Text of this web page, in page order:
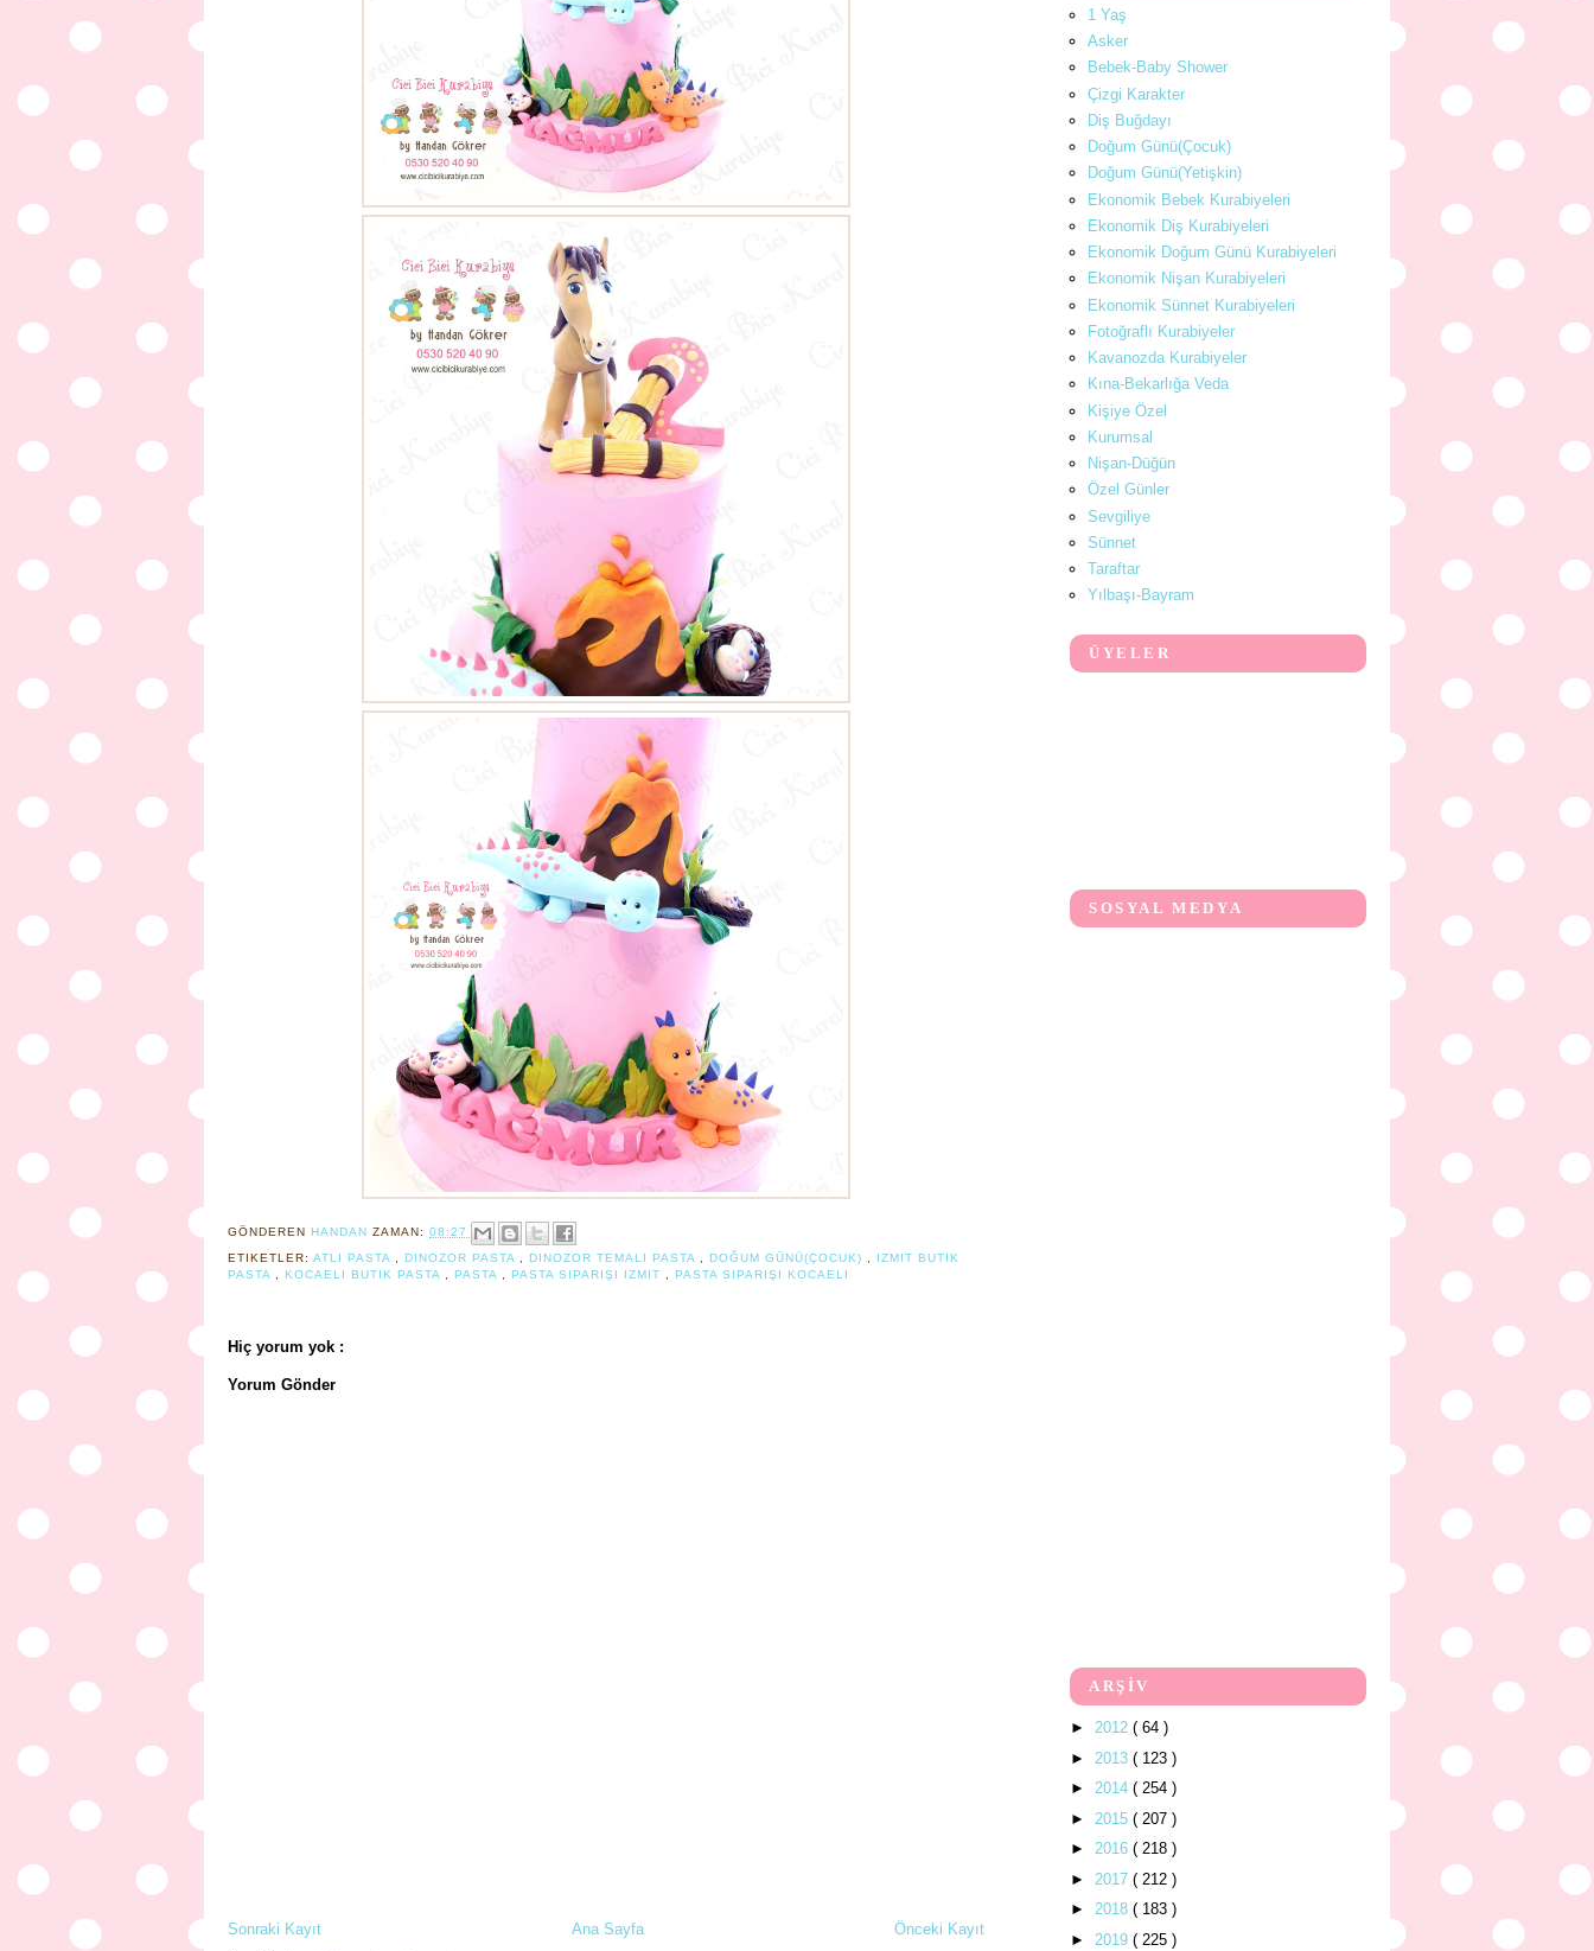
GÖNDEREN HANDAN ZAMAN: 08:27
ETIKETLER: ATLI PASTA DINOZOR PASTA DINOZOR TEMALI PASTA DOĞUM GÜNÜ(ÇOCUK)
IZMIT BUTIK
PASTA
KOCAELI BUTIK PASTA PASTA PASTA SIPARIŞI IZMIT PASTA SIPARIŞI KOCAELI
Hiç yorum yok :
Yorum Gönder
Sonraki Kayıt Önceki Kayıt
Ana Sayfa
1 Yaş
Asker
Bebek-Baby Shower
Çizgi Karakter
Diş Buğdayı
Doğum Günü(Çocuk)
Doğum Günü(Yetişkin)
Ekonomik Bebek Kurabiyeleri
Ekonomik Diş Kurabiyeleri
Ekonomik Doğum Günü Kurabiyeleri
Ekonomik Nişan Kurabiyeleri
Ekonomik Sünnet Kurabiyeleri
Fotoğraflı Kurabiyeler
Kavanozda Kurabiyeler
Kına-Bekarlığa Veda
Kişiye Özel
Kurumsal
Nişan-Düğün
Özel Günler
Sevgiliye
Sünnet
Taraftar
Yılbaşı-Bayram
ÜYELER
SOSYAL MEDYA
ARŞİV
► 2012 ( 64 )
► 2013 ( 123 )
► 2014 ( 254 )
► 2015 ( 207 )
► 2016 ( 218 )
► 2017 ( 212 )
► 2018 ( 183 )
► 2019 ( 225 )